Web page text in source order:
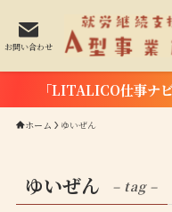
お問い合わせ
「LITALICO仕事ナ
ホーム ゆいぜん
ゆいぜん – tag –